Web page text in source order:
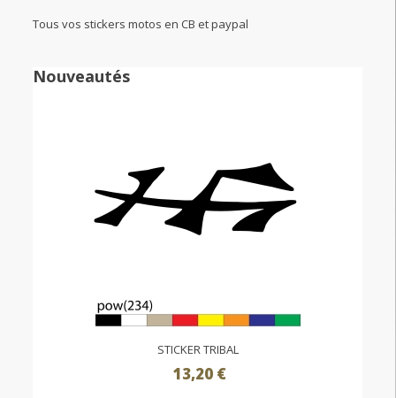
Tous vos stickers motos en CB et paypal
Nouveautés
STICKER TRIBAL
13,20 €